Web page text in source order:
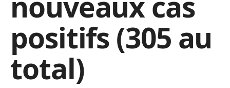
positifs (305 au
total)